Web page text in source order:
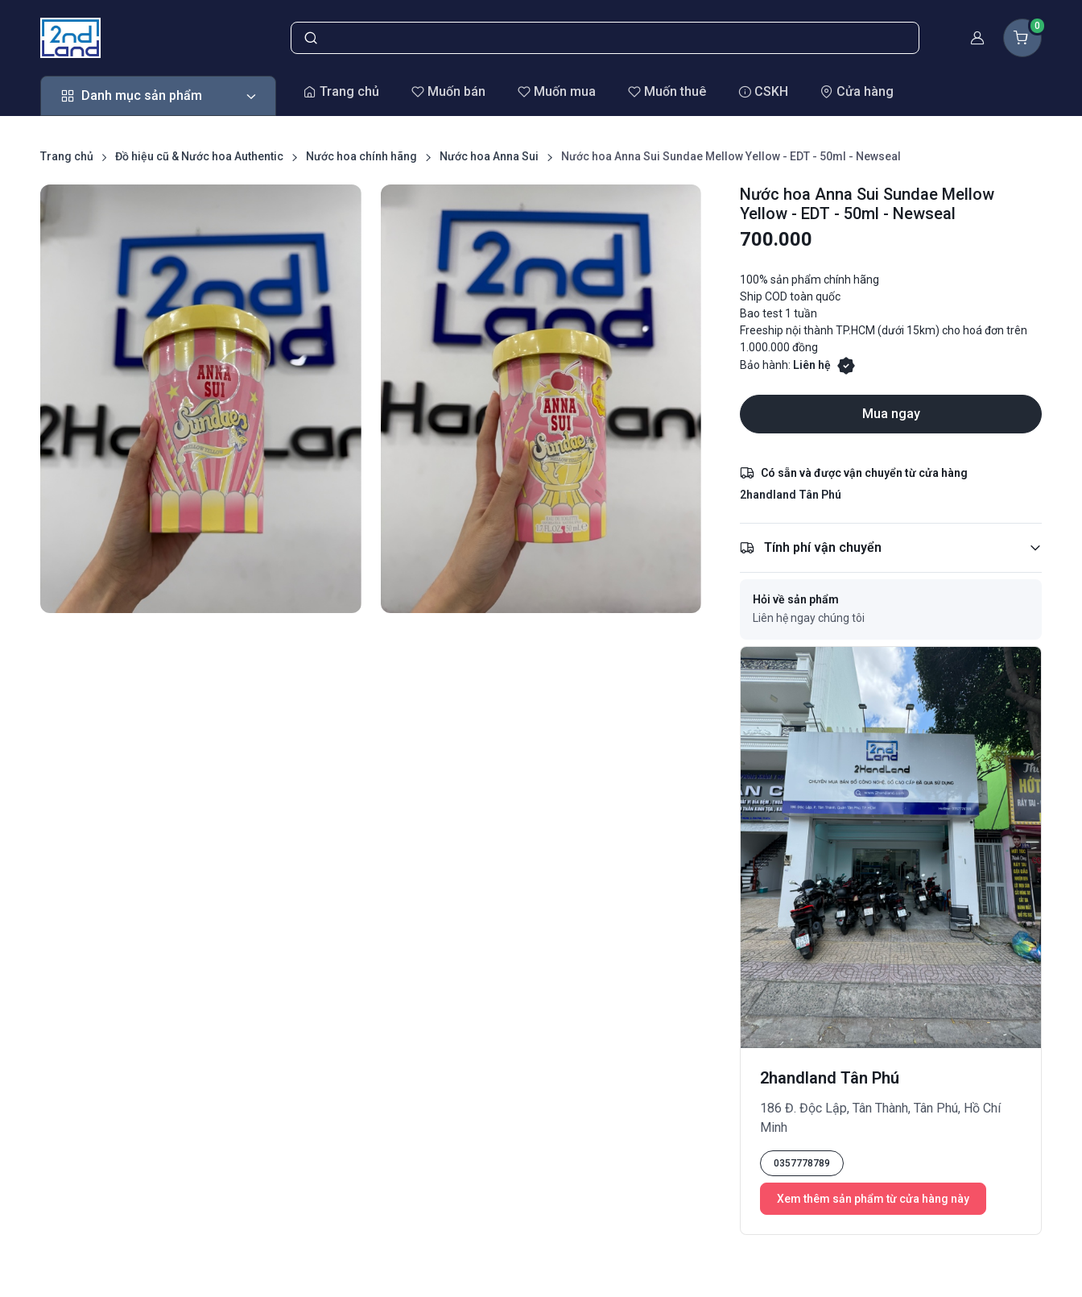
Thành viên
0
Danh mục sản phẩm
Danh mục sản phẩm Trang chủ Muốn bán Muốn mua Muốn thuê CSKH Cửa hàng
Trang chủ Đồ hiệu cũ & Nước hoa Authentic Nước hoa chính hãng Nước hoa Anna Sui Nước hoa Anna Sui Sundae Mellow Yellow - EDT - 50ml - Newseal
Nước hoa Anna Sui Sundae Mellow
Yellow - EDT - 50ml - Newseal
700.000
100% sản phẩm chính hãng
Ship COD toàn quốc
Bao test 1 tuần
Freeship nội thành TP.HCM (dưới 15km) cho hoá đơn trên
1.000.000 đồng
Bảo hành: Liên hệ
Mua ngay
Có sẵn và được vận chuyển từ cửa hàng
2handland Tân Phú
Tính phí vận chuyển
Hỏi về sản phẩm
Liên hệ ngay chúng tôi
2handland Tân Phú
186 Đ. Độc Lập, Tân Thành, Tân Phú, Hồ Chí
Minh
0357778789
Xem thêm sản phẩm từ cửa hàng này